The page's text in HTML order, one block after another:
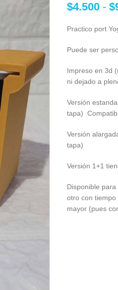
$4.500 - $
Practico port
Puede ser
Impreso en 3d
ni dejado a
Versión
tapa)
Versión
tapa)
Versión 1+1
Disponible
otro con
mayor (pues